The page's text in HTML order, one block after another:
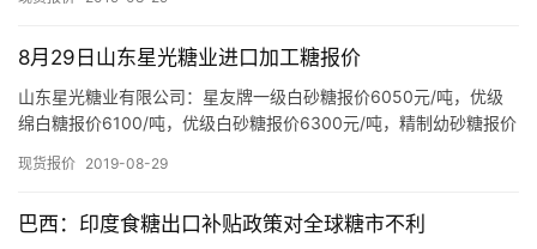
产
储
运
8月29日山东星光糖业进口加工糖报价
山东星光糖业有限公司：星友牌一级白砂糖报价6050元/吨，优级
绵白糖报价6100/吨，优级白砂糖报价6300元/吨，精制幼砂糖报价
现货报价 2019-08-29
巴西：印度食糖出口补贴政策对全球糖市不利